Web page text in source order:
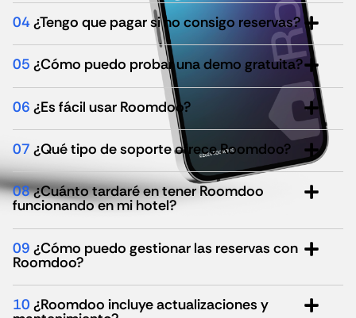
04¿Tengo que pagar si no consigo reservas?
05 ¿Cómo puedo probar una demo gratuita?
06 ¿Es fácil usar Roomdoo?
07 ¿Qué tipo de soporte ofrece Roomdoo?
08¿Cuánto tardaré en tener Roomdoo
funcionando en mi hotel?
09 ¿Cómo puedo gestionar las reservas con
Roomdoo?
10 ¿Roomdoo incluye actualizaciones y